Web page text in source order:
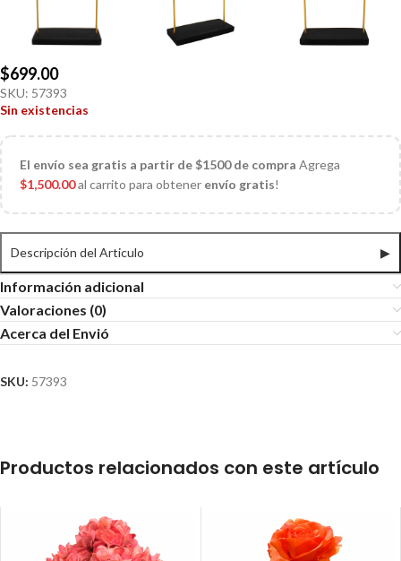
$699.00
SKU: 57393
Sin existencias
El envío sea gratis a partir de $1500 de compra Agrega
$1,500.00al carrito para obtener envío gratis!
Descripción del Articulo ▶
Información adicional
Valoraciones (0)
Acerca del Envió
SKU: 57393
Productos relacionados con este artículo